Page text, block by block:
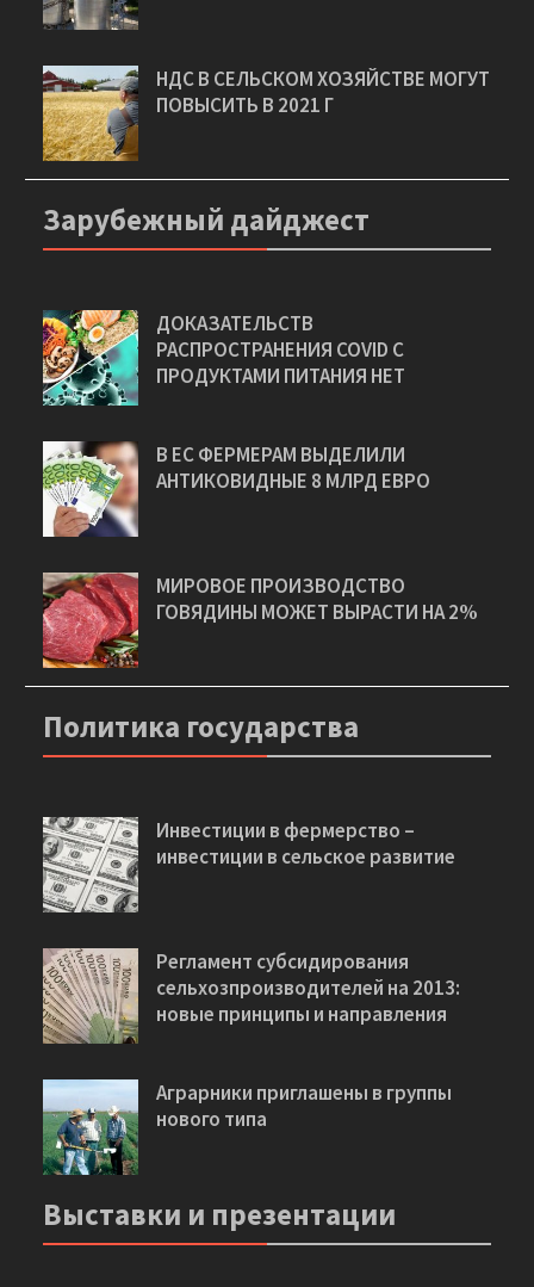
НДС В СЕЛЬСКОМ ХОЗЯЙСТВЕ МОГУТ
ПОВЫСИТЬ В 2021 Г
Зарубежный дайджест
ДОКАЗАТЕЛЬСТВ
РАСПРОСТРАНЕНИЯ COVID С
ПРОДУКТАМИ ПИТАНИЯ НЕТ
В ЕС ФЕРМЕРАМ ВЫДЕЛИЛИ
АНТИКОВИДНЫЕ 8 МЛРД ЕВРО
МИРОВОЕ ПРОИЗВОДСТВО
ГОВЯДИНЫ МОЖЕТ ВЫРАСТИ НА 2%
Политика государства
Инвестиции в фермерство –
инвестиции в сельское развитие
Регламент субсидирования
сельхозпроизводителей на 2013:
новые принципы и направления
Аграрники приглашены в группы
нового типа
Выставки и презентации